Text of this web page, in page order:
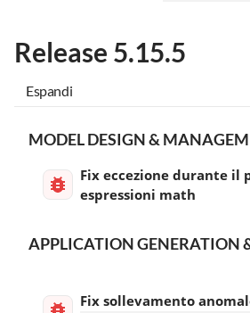
Release 5.15.5
Espandi
MODEL DESIGN &
Fix eccezione durante il
espressioni math
APPLICATION GENERATION
Fix sollevamento